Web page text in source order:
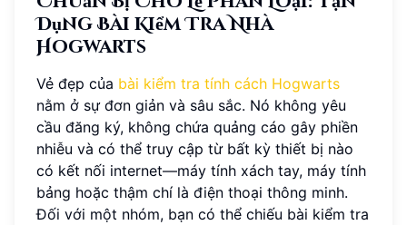
Dụng Bài Kiểm Tra Nhà
Hogwarts
Vẻ đẹp của bài kiểm tra tính cách Hogwarts
nằm ở sự đơn giản và sâu sắc. Nó không yêu
cầu đăng ký, không chứa quảng cáo gây phiền
nhiễu và có thể truy cập từ bất kỳ thiết bị nào
có kết nối internet—máy tính xách tay, máy tính
bảng hoặc thậm chí là điện thoại thông minh.
Đối với một nhóm, bạn có thể chiếu bài kiểm tra